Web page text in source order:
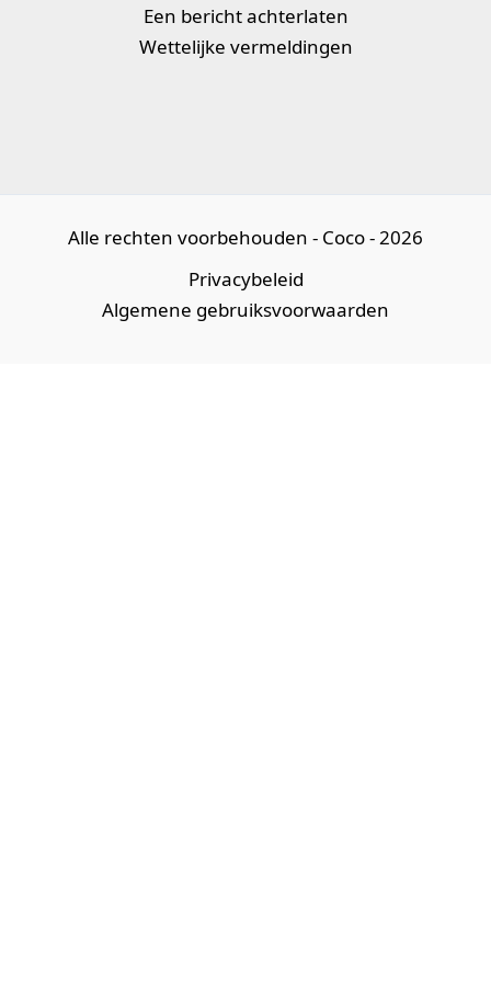
Een bericht achterlaten
Wettelijke vermeldingen
Alle rechten voorbehouden - Coco - 2026
Privacybeleid
Algemene gebruiksvoorwaarden